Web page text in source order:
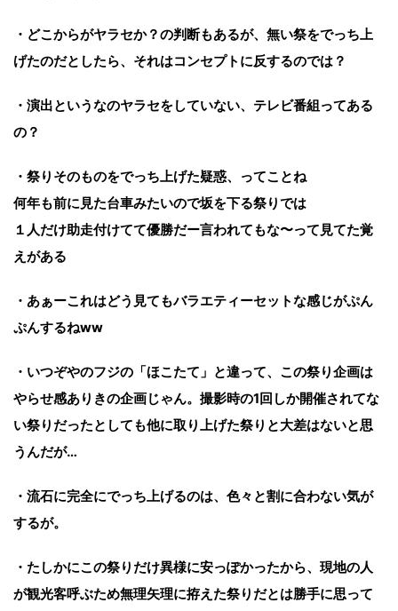
・どこからがヤラセか？の判断もあるが、無い祭をでっち上
げたのだとしたら、それはコンセプトに反するのでは？
・演出というなのヤラセをしていない、テレビ番組ってある
の？
・祭りそのものをでっち上げた疑惑、ってことね
何年も前に見た台車みたいので坂を下る祭りでは
１人だけ助走付けてて優勝だー言われてもな〜って見てた覚
えがある
・あぁーこれはどう見てもバラエティーセットな感じがぷん
ぷんするねww
・いつぞやのフジの「ほこたて」と違って、この祭り企画は
やらせ感ありきの企画じゃん。撮影時の1回しか開催されてな
い祭りだったとしても他に取り上げた祭りと大差はないと思
うんだが…
・流石に完全にでっち上げるのは、色々と割に合わない気が
するが。
・たしかにこの祭りだけ異様に安っぽかったから、現地の人
が観光客呼ぶため無理矢理に拵えた祭りだとは勝手に思って